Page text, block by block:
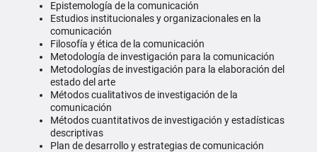
Epistemología de la comunicación
Estudios institucionales y organizacionales en la
comunicación
Filosofía y ética de la comunicación
Metodología de investigación para la comunicación
Metodologías de investigación para la elaboración del
estado del arte
Métodos cualitativos de investigación de la
comunicación
Métodos cuantitativos de investigación y estadísticas
descriptivas
Plan de desarrollo y estrategias de comunicación